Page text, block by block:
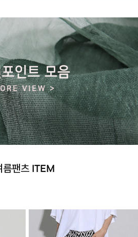
름팬츠 ITEM